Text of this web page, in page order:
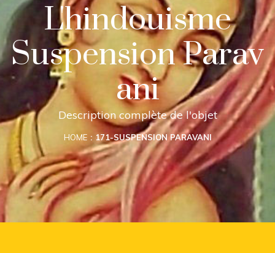
L'hindouisme
Suspension Parav
ani
Description complète de l'objet
HOME 171-SUSPENSION PARAVANI